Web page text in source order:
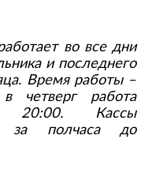
во все дни
и последнего
Время работы –
работа
20:00. Кассы
за полчаса до